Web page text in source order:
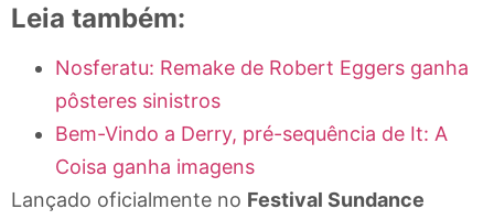
Leia também:
Nosferatu: Remake de Robert Eggers ganha
pôsteres sinistros
Bem-Vindo a Derry, pré-sequência de It: A
Coisa ganha imagens
Lançado oficialmente no Festival Sundance